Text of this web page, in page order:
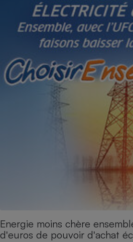
Energie moins chère
d'euros de pouvoir d'achat